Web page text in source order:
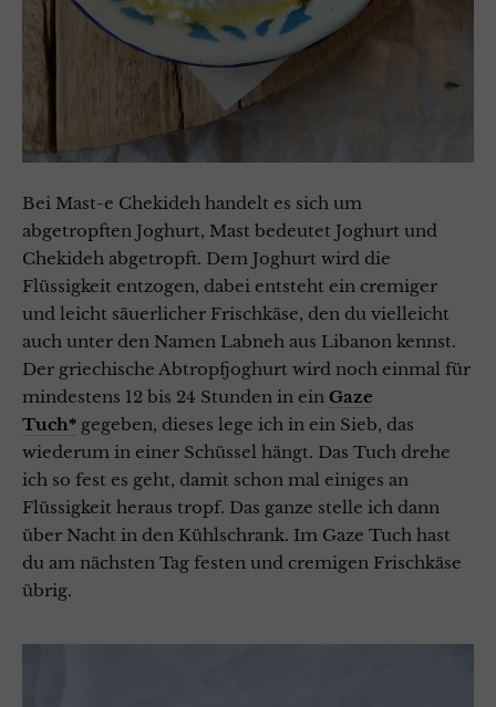
Bei Mast-e Chekideh handelt es sich um
abgetropften Joghurt, Mast bedeutet Joghurt und
Chekideh abgetropft. Dem Joghurt wird die
Flüssigkeit entzogen, dabei entsteht ein cremiger
und leicht säuerlicher Frischkäse, den du vielleicht
auch unter den Namen Labneh aus Libanon kennst.
Der griechische Abtropfjoghurt wird noch einmal für
mindestens 12 bis 24 Stunden in ein Gaze
Tuch* gegeben, dieses lege ich in ein Sieb, das
wiederum in einer Schüssel hängt. Das Tuch drehe
ich so fest es geht, damit schon mal einiges an
Flüssigkeit heraus tropf. Das ganze stelle ich dann
über Nacht in den Kühlschrank. Im Gaze Tuch hast
du am nächsten Tag festen und cremigen Frischkäse
übrig.